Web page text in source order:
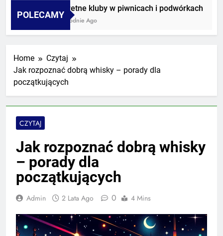
POLECAMY
Sekretne kluby w piwnicach i podwórkach
3 Tygodnie Ago
Home
Czytaj
Jak rozpoznać dobrą whisky – porady dla
początkujących
CZYTAJ
Jak rozpoznać dobrą whisky
– porady dla
początkujących
Admin 2 Lata Ago 0 4 Mins